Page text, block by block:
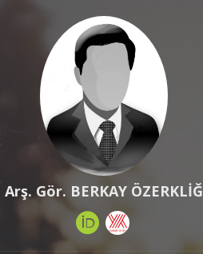
Arş. Gör. BERKAY ÖZERKLİĞ